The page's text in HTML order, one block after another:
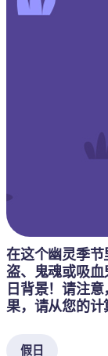
在这个幽灵季
盗、鬼魂或吸
日背景！请注
果，请从您的计
假日